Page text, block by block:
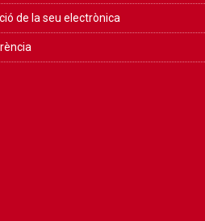
de la seu electrònica